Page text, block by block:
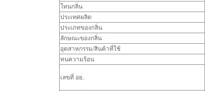
โทนกลิ่น
ประเทศผลิต
ประเภทของกลิ่น
ลักษณะของกลิ่น
อุตสาหกรรม/สินค้าที่ใช้
ทนความร้อน
เลขที่ อย.